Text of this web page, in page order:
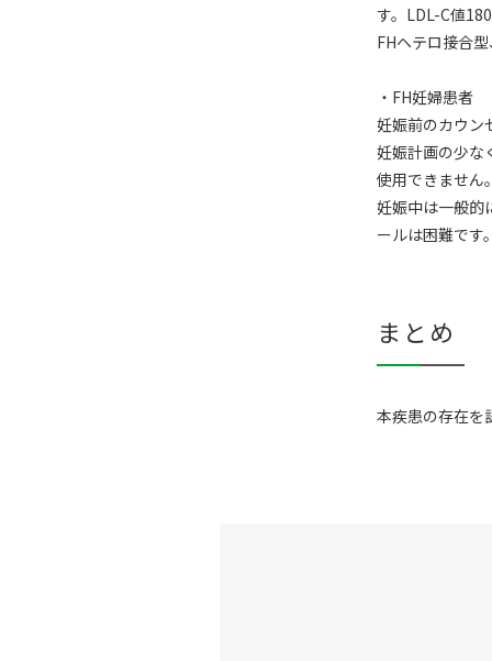
す。LDL-C値
FHヘテロ接合
・FH妊婦患者
妊娠前のカウン
妊娠計画の少な
使用できません。
妊娠中は一般的
ールは困難です
まとめ
本疾患の存在を